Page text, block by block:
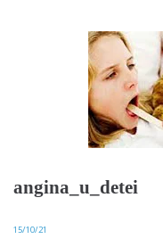
angina_u_detei
15/10/21